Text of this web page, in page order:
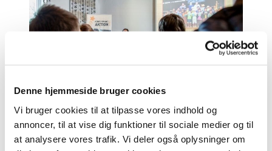
Denne hjemmeside bruger cookies
Vi bruger cookies til at tilpasse vores indhold og
annoncer, til at vise dig funktioner til sociale medier og til
at analysere vores trafik. Vi deler også oplysninger om